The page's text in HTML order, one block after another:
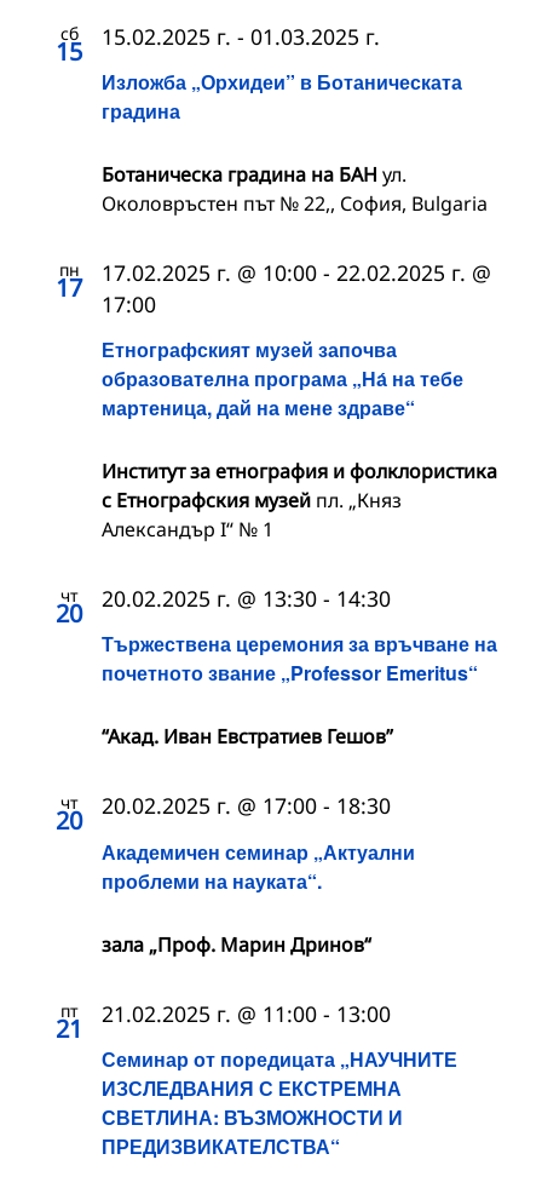
сб
15
Изложба „Орхидеи” в Ботаническата
градина
15.02.2025 г. - 01.03.2025 г.
Ботаническа градина на БАН ул.
Околовръстен път № 22,, София, Bulgaria
пн
17
Етнографският музей започва
образователна програма „На́ на тебе
мартеница, дай на мене здраве“
17.02.2025 г. @ 10:00 - 22.02.2025 г. @
17:00
Институт за етнография и фолклористика
с Етнографския музей пл. „Княз
Александър I“ № 1
чт
20
Тържествена церемония за връчване на
почетното звание „Professor Emeritus“
20.02.2025 г. @ 13:30 - 14:30
“Акад. Иван Евстратиев Гешов”
чт
20
Академичен семинар „Актуални
проблеми на науката“.
20.02.2025 г. @ 17:00 - 18:30
зала „Проф. Марин Дринов“
пт
21
Семинар от поредицата „НАУЧНИТЕ
ИЗСЛЕДВАНИЯ С ЕКСТРЕМНА
СВЕТЛИНА: ВЪЗМОЖНОСТИ И
ПРЕДИЗВИКАТЕЛСТВА“
21.02.2025 г. @ 11:00 - 13:00